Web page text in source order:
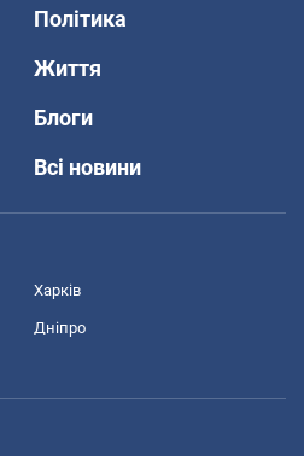
Політика
Життя
Блоги
Всі новини
Харків
Дніпро